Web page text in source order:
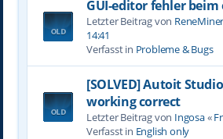
GUI-editor fehler
Letzter Beitrag von ReneMiner
14:41
Verfasst in Probleme & Bugs
[SOLVED] Autoit
working correct
Letzter Beitrag von Ingosa«
Verfasst in English only